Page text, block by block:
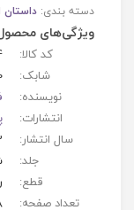
دسته بندی: داستان
ویژگی‌های
کد کالا:
شابک:
نویسنده:
انتشارات:
سال انتشار:
جلد:
قطع:
تعداد صفحه: